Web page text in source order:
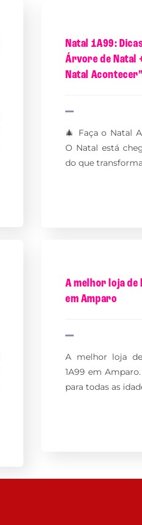
Natal 1A99:
Árvore de Natal
Natal Acontecer”
🎄 Faça o Natal
O Natal está
do que
A melhor loja
em Amparo
A melhor loja
1A99 em
para todas as